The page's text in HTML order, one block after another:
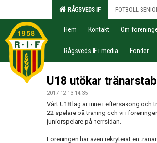
RÅGSVEDS IF FOTBOLL
Hem Kontakt Om
Rågsveds IF i media Fonder
U18 utökar
2017-12-13 14:35
Vårt U18 lag är inne i eftersäsong och
22 spelare på träning och vi i
juniorspelare på herrsidan.
Föreningen har även rekryterat en